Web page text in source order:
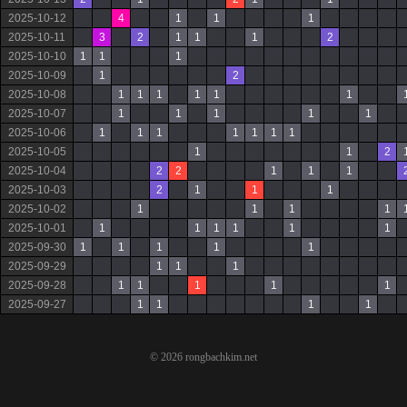
2025-10-12
4 1 1
1
2025-10-11
3 2 1 1 1
2
2025-10-10
1 1
1
2025-10-09
1
2
2025-10-08
1 1 1 1 1 1
2025-10-07
1 1 1 1
1
2025-10-06
1 1 1 1 1 1
1
2025-10-05
1 1 2
2025-10-04
2 2 1 1 1
2025-10-03
2 1 1
1
2025-10-02
1 1 1 1
2025-10-01
1 1 1 1 1
1
2025-09-30
1 1 1 1
1
2025-09-29
1 1
1
2025-09-28
1 1 1 1
1
2025-09-27
1 1 1 1
© 2026 rongbachkim.net